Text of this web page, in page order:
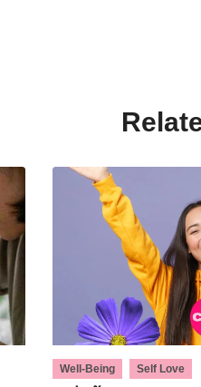
Well-Being Self Love